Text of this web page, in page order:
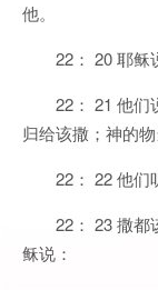
他。
22： 20 耶稣
22： 21 他们
归给该撒；神的物
22： 22 他们
22： 23 撒都
稣说：